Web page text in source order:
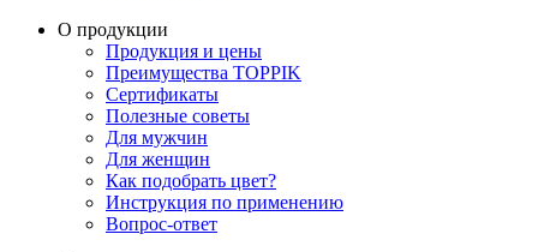
О продукции
Продукция и цены
Преимущества TOPPIK
Сертификаты
Полезные советы
Для мужчин
Для женщин
Как подобрать цвет?
Инструкция по применению
Вопрос-ответ